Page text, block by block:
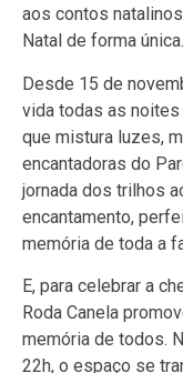
aos contos
Natal de forma única.
Desde 15 de
vida todas as
que mistura luzes,
encantadoras do
jornada dos trilhos
encantamento,
memória de toda a
E, para celebrar a
Roda Canela
memória de todos.
22h, o espaço se